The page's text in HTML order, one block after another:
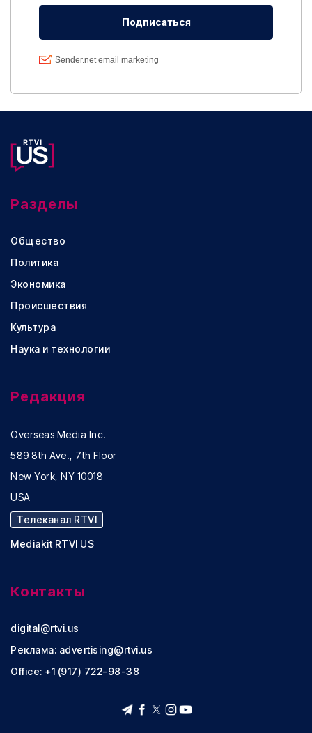
Разделы
Общество
Политика
Экономика
Происшествия
Культура
Наука и технологии
Редакция
Overseas Media Inc.
589 8th Ave., 7th Floor
New York, NY 10018
USA
Телеканал RTVI
Mediakit RTVI US
Контакты
digital@rtvi.us
Реклама: advertising@rtvi.us
Office: +1 (917) 722-98-38